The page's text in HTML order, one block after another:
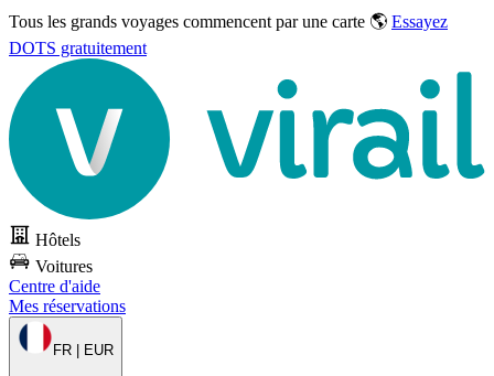
Tous les grands voyages commencent par une carte 🌎 Essayez
DOTS gratuitement
Hôtels
Voitures
Centre d'aide
Mes réservations
FR | EUR